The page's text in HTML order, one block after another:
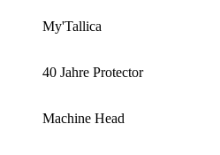
My'Tallica
40 Jahre Protector
Machine Head